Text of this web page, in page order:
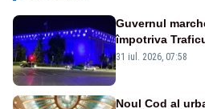
Guvernul
împotriva
Victoria,
31 iul. 2026, 07:58
Noul Cod al